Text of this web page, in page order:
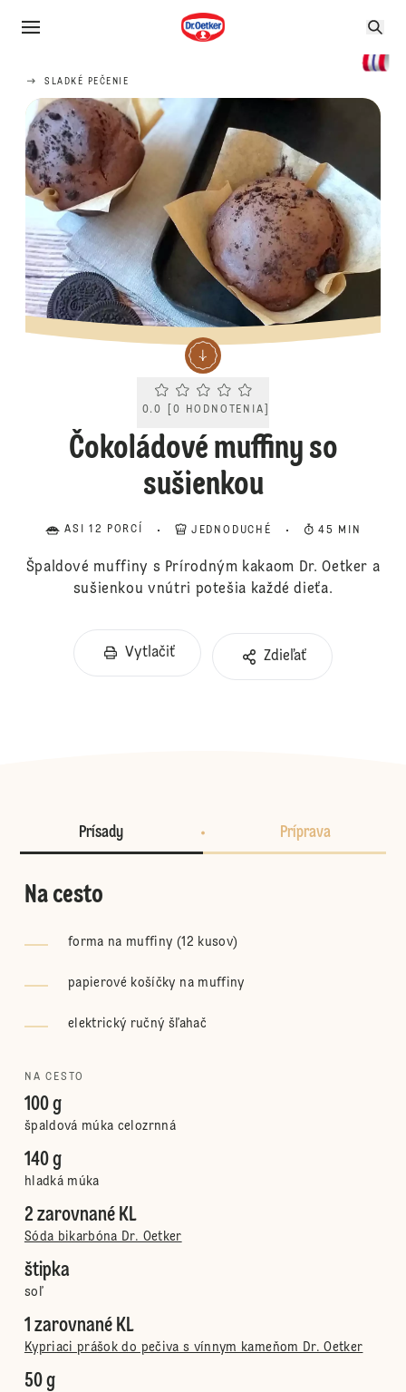
SLADKÉ PEČENIE
Current rating 0.0. Click to rate.
0.0 0 HODNOTENIA
Čokoládové muffiny so
sušienkou
ASI 12 PORCÍ JEDNODUCHÉ 45 MIN
Špaldové muffiny s Prírodným kakaom Dr. Oetker a
sušienkou vnútri potešia každé dieťa.
Vytlačiť Zdieľať
Prísady Príprava
Na cesto
forma na muffiny (12 kusov)
papierové košíčky na muffiny
elektrický ručný šľahač
NA CESTO
100 g
špaldová múka celozrnná
140 g
hladká múka
2 zarovnané KL
Sóda bikarbóna Dr. Oetker
štipka
soľ
1 zarovnané KL
Kypriaci prášok do pečiva s vínnym kameňom Dr. Oetker
50 g